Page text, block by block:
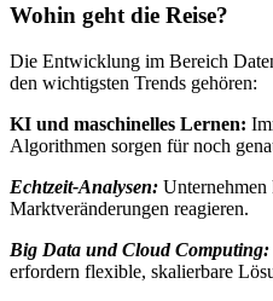
Wohin geht die Reise?
Die Entwicklung im Bereich
den wichtigsten Trends gehören:
KI und maschinelles Lernen:
Algorithmen sorgen für noch
Echtzeit-Analysen:
Marktveränderungen reagieren.
Big Data und Cloud Computing:
erfordern flexible, skalierbare